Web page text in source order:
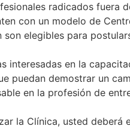
radicados fuera
con un modelo de
son elegibles para
interesadas en la
puedan demostrar un
en la profesión de
la Clínica, usted deberá